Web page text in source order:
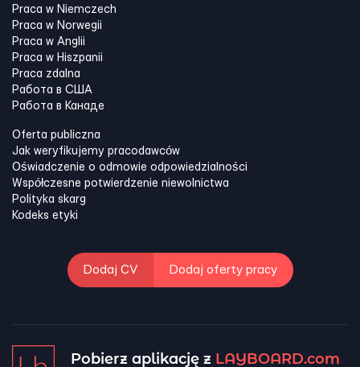
Praca w Niemczech
Praca w Norwegii
Praca w Anglii
Praca w Hiszpanii
Praca zdalna
Работа в США
Работа в Канадe
Oferta publiczna
Jak weryfikujemy pracodawców
Oświadczenie o odmowie odpowiedzialności
Współczesne potwierdzenie niewolnictwa
Polityka skarg
Kodeks etyki
Dodaj CV Dodaj oferty pracy
Pobierz aplikację z LAYBOARD.com